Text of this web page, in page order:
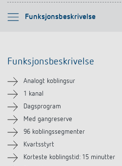
Funksjonsbeskrivelse
Vennligst velg
Teknisk informasjon
Nedlastinger
Tilbehør
Lignende produkter
Funksjonsbeskrivelse
Analogt koblingsur
1 kanal
Dagsprogram
Med gangreserve
96 koblingssegmenter
Kvartsstyrt
Korteste koblingstid: 15 minutter